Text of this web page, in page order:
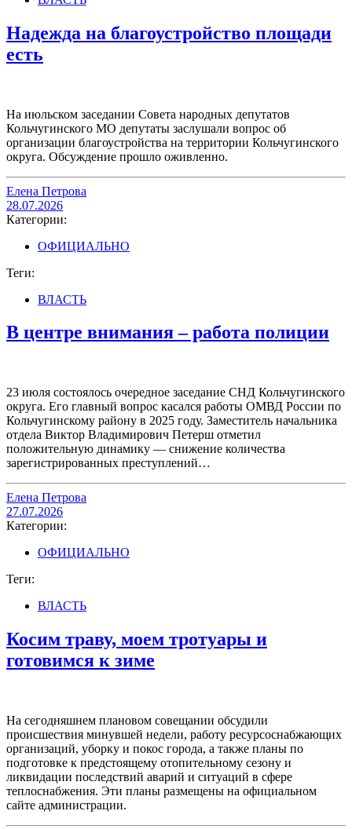
Надежда на благоустройство площади
есть
На июльском заседании Совета народных депутатов
Кольчугинского МО депутаты заслушали вопрос об
организации благоустройства на территории Кольчугинского
округа. Обсуждение прошло оживленно.
Елена Петрова
28.07.2026
Категории:
ОФИЦИАЛЬНО
Теги:
ВЛАСТЬ
В центре внимания – работа полиции
23 июля состоялось очередное заседание СНД Кольчугинского
округа. Его главный вопрос касался работы ОМВД России по
Кольчугинскому району в 2025 году. Заместитель начальника
отдела Виктор Владимирович Петерш отметил
положительную динамику — снижение количества
зарегистрированных преступлений…
Елена Петрова
27.07.2026
Категории:
ОФИЦИАЛЬНО
Теги:
ВЛАСТЬ
Косим траву, моем тротуары и
готовимся к зиме
На сегодняшнем плановом совещании обсудили
происшествия минувшей недели, работу ресурсоснабжающих
организаций, уборку и покос города, а также планы по
подготовке к предстоящему отопительному сезону и
ликвидации последствий аварий и ситуаций в сфере
теплоснабжения. Эти планы размещены на официальном
сайте администрации.